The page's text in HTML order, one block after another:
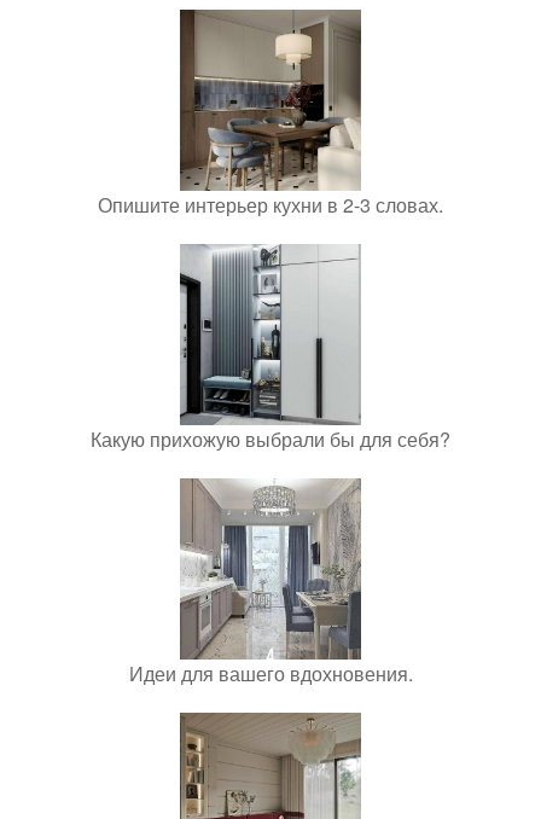
Опишите интерьер кухни в 2-3 словах.
Какую прихожую выбрали бы для себя?
Идеи для вашего вдохновения.